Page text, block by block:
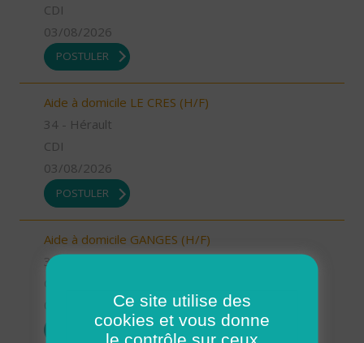
CDI
03/08/2026
POSTULER
Aide à domicile LE CRES (H/F)
34 - Hérault
CDI
03/08/2026
POSTULER
Aide à domicile GANGES (H/F)
34 - Hérault
POSTULER
Ce site utilise des
cookies et vous donne
le contrôle sur ceux